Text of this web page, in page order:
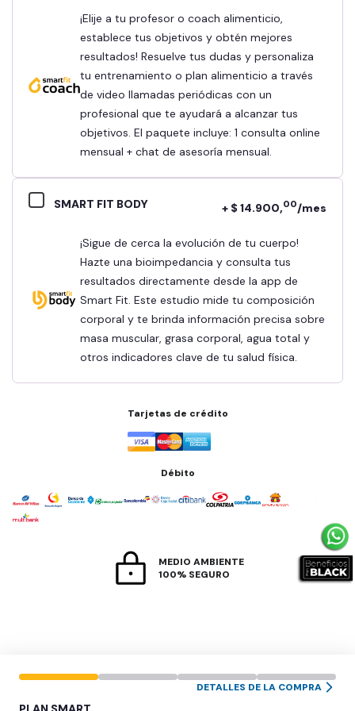
¡Elije a tu profesor o coach alimenticio,
establece tus objetivos y obtén mejores
resultados! Resuelve tus dudas y personaliza
tu entrenamiento o plan alimenticio a través
de video llamadas periódicas con un
profesional que te ayudará a alcanzar tus
objetivos. El paquete incluye: 1 consulta online
mensual + chat de asesoría mensual.
SMART FIT BODY + $ 14.900,00/mes
¡Sigue de cerca la evolución de tu cuerpo!
Hazte una bioimpedancia y consulta tus
resultados directamente desde la app de
Smart Fit. Este estudio mide tu composición
corporal y te brinda información precisa sobre
masa muscular, grasa corporal, agua total y
otros indicadores clave de tu salud física.
DETALLES DE LA COMPRA
Tarjetas de crédito
Débito
MEDIO AMBIENTE
100% SEGURO